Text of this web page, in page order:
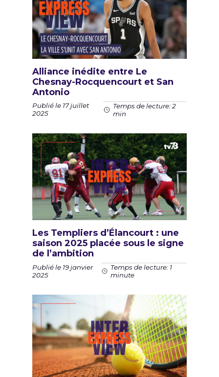
Alliance inédite entre Le
Chesnay-Rocquencourt et San
Antonio
Publié le 17 juillet
2025
Temps de lecture: 2
min
Les Templiers d’Élancourt : une
saison 2025 placée sous le signe
de l’ambition
Publié le 19 janvier
2025
Temps de lecture: 1
minute